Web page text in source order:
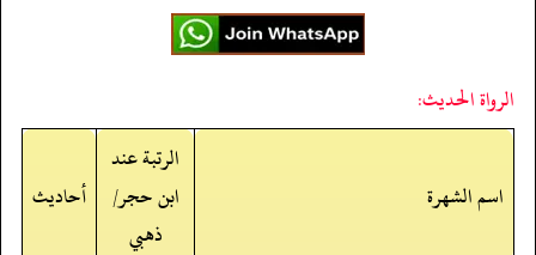
الرواة الحديث:
اسم الشهرة
الرتبة عند
ابن حجر/
ذهبي
أحاديث